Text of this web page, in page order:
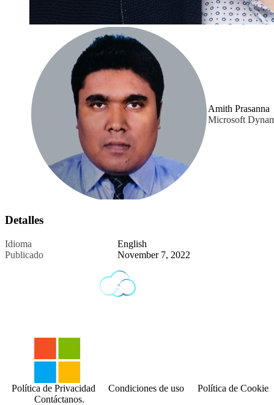
Amith Prasanna
Microsoft
Detalles
Idioma
English
Publicado
November 7, 2022
Contáctanos.
Política de Privacidad Condiciones de uso Política de Cookies